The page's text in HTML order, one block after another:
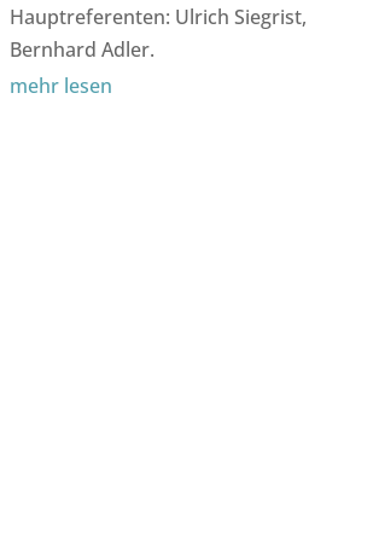
Hauptreferenten: Ulrich Siegrist,
Bernhard Adler.
mehr lesen